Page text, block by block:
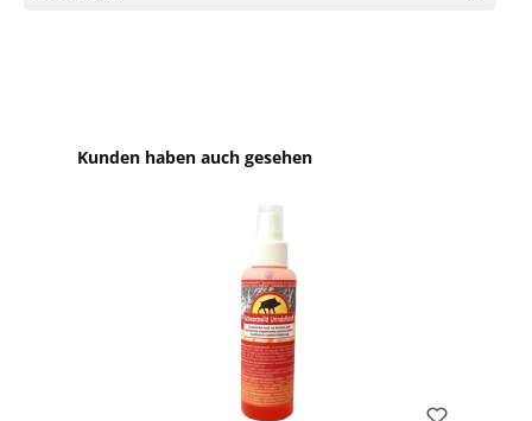
Produktgalerie überspringen
Kunden haben auch gesehen